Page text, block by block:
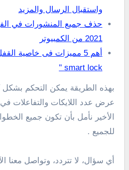
واستقبال الرسال والمزيد
حذف جميع المنشورات في
2021 من الكمبيوتر
أهم 5 مميزات فى خاصية
smart lock "
بهذه الطريقة يمكن التحكم
عرض عدد اللايكات والتفاعلات
الأخير نأمل بأن تكون جميع
للجميع .
أي سؤال، لا تتردد، وتواصل معنا